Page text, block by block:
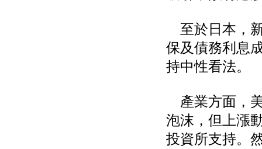
至於日本，
保及債務利息
持中性看法。
產業方面，
泡沫，但上漲
投資所支持。